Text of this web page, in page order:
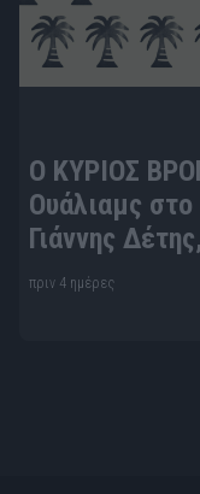
Ο ΚΥΡΙΟΣ
Ουάλιαμς
Γιάννης
πριν 4 ημέρες